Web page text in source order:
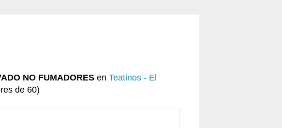
NO FUMADORES en Teatinos - El
de 60)